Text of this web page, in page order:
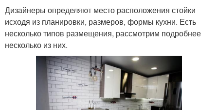
Дизайнеры определяют место расположения стойки
исходя из планировки, размеров, формы кухни. Есть
несколько типов размещения, рассмотрим подробнее
несколько из них.